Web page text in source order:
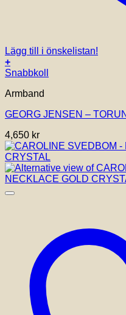
Lägg till i önskelistan!
+
Den
produkten
flera
De
olika
alternativen
kan
väljas
på
Snabbkoll
Armband
GEORG JENSEN –
4,650 kr